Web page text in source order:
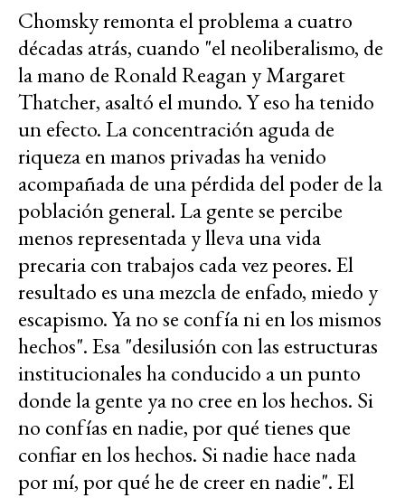
Chomsky remonta el problema a cuatro
décadas atrás, cuando "el neoliberalismo, de
la mano de Ronald Reagan y Margaret
Thatcher, asaltó el mundo. Y eso ha tenido
un efecto. La concentración aguda de
riqueza en manos privadas ha venido
acompañada de una pérdida del poder de la
población general. La gente se percibe
menos representada y lleva una vida
precaria con trabajos cada vez peores. El
resultado es una mezcla de enfado, miedo y
escapismo. Ya no se confía ni en los mismos
hechos". Esa "desilusión con las estructuras
institucionales ha conducido a un punto
donde la gente ya no cree en los hechos. Si
no confías en nadie, por qué tienes que
confiar en los hechos. Si nadie hace nada
por mí, por qué he de creer en nadie". El